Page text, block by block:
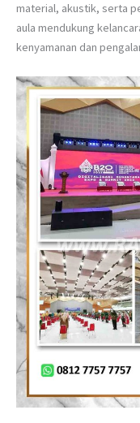
material, akustik, serta
aula mendukung
kenyamanan dan